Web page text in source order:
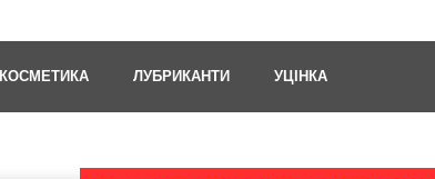
КОСМЕТИКА ЛУБРИКАНТИ УЦІНКА